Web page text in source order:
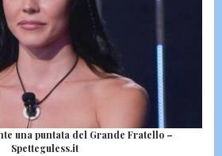
una puntata del Grande Fratello –
Spetteguless.it